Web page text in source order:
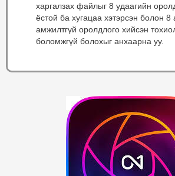
харгалзах файлыг 8 удаагийн
ёстой ба хугацаа хэтэрсэн болон
амжилтгүй оролдлого хийсэн
боломжгүй болохыг анхаарна уу.